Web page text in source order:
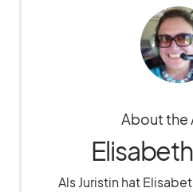
About the
Als Juristin hat